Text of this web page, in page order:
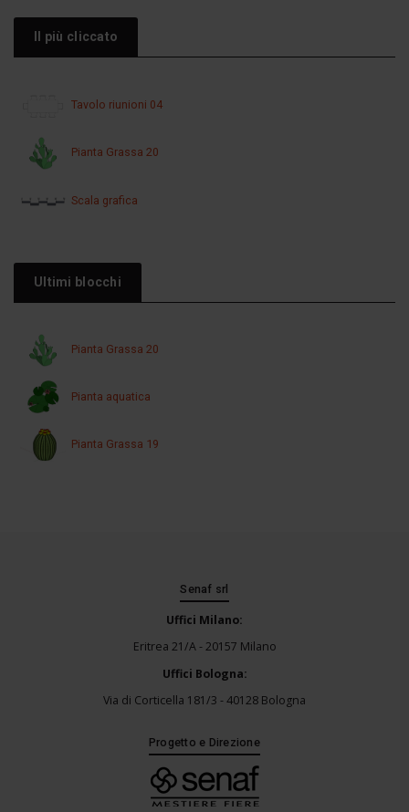
Il più cliccato
Tavolo riunioni 04
Pianta Grassa 20
Scala grafica
Ultimi blocchi
Pianta Grassa 20
Pianta aquatica
Pianta Grassa 19
Senaf srl
Uffici Milano:
Eritrea 21/A - 20157 Milano
Uffici Bologna:
Via di Corticella 181/3 - 40128 Bologna
Progetto e Direzione